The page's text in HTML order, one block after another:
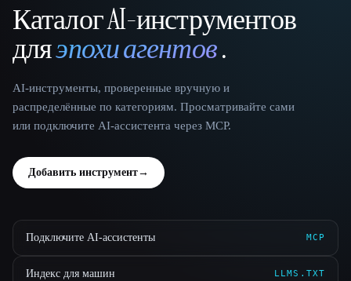
That AI Collection
Каталог AI-инструментов
дляэпохи агентов.
AI-инструменты, проверенные вручную и
распределённые по категориям. Просматривайте сами
или подключите AI-ассистента через MCP.
Добавить инструмент→
Подключите AI-ассистенты MCP
Индекс для машин LLMS.TXT